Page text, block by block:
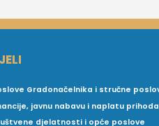
Gradonačelnika i stručne
javnu nabavu i naplatu prihoda
djelatnosti i opće poslove